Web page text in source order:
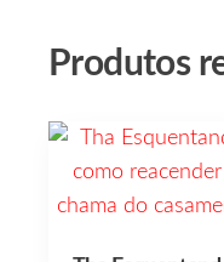
Produtos